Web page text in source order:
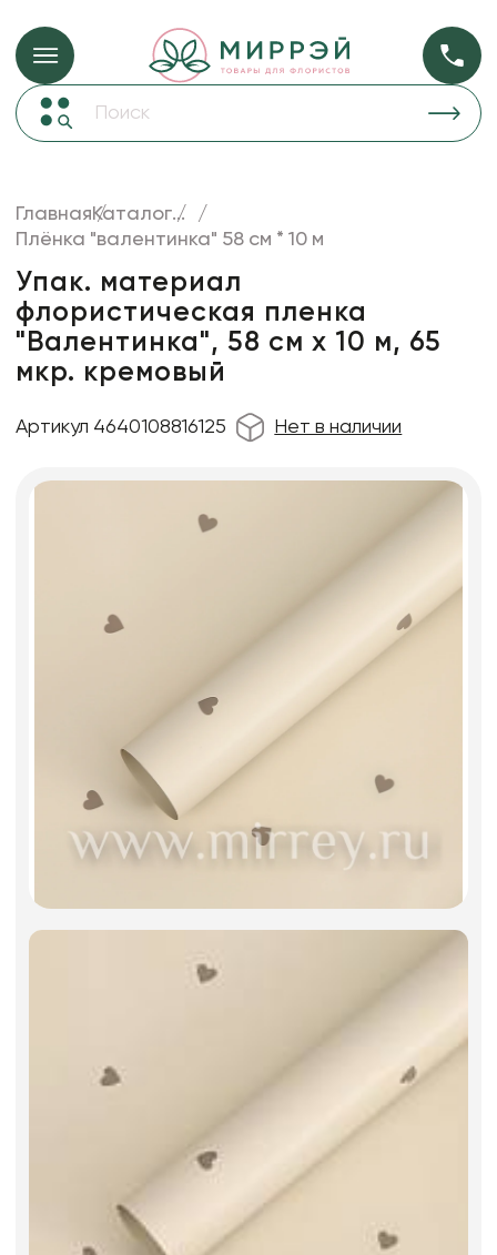
Упаковка для цветов и подарков Упаковка для
Коробки для цветов
Декор для дома
Лента
Товары для флористов
Пакеты для цветов и подарков
Искусственные цветы и растения
Изделия из металла
ГлавнаяКаталог...
Плёнка "валентинка" 58 см * 10 м
Упак. материал
флористическая пленка
"Валентинка", 58 см x 10 м, 65
мкр. кремовый
Артикул 4640108816125 Нет в наличии